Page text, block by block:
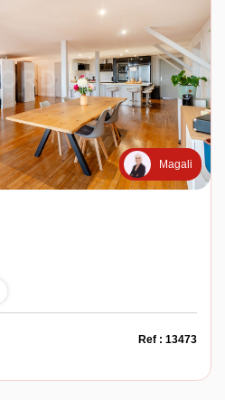
Magali
Ref : 13473